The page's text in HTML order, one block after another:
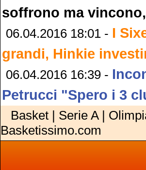
soffrono ma
06.04.2016 18:01 - I
grandi, Hinkie
06.04.2016 16:39 -
Petrucci "Spero i 3
Basket | Serie A |
Basketissimo.com